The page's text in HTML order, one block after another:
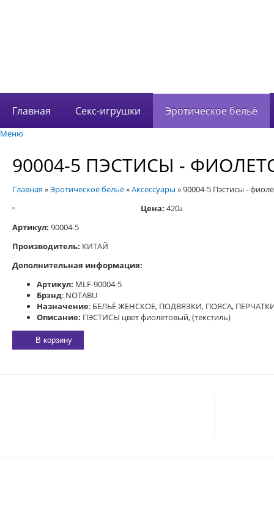
Главная Секс-игрушки Эротическое бельё
Меню
90004-5 ПЭСТИСЫ -
Главная»Эротическое бельё»Аксессуары »90004-5 Пэстисы -
Цена: 420a
Артикул: 90004-5
Производитель: КИТАЙ
Дополнительная информация:
Артикул: MLF-90004-5
Брэнд: NOTABU
Назначение: БЕЛЬЁ ЖЕНСКОЕ, ПОДВЯЗКИ, ПОЯСА,
Описание: ПЭСТИСЫ цвет фиолетовый, (текстиль)
В корзину